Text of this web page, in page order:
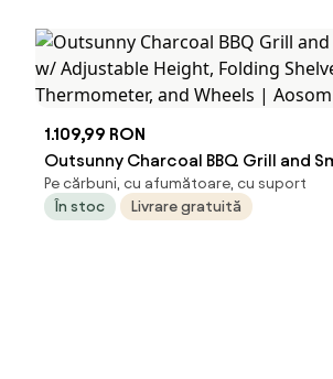
1.109,99 RON
Outsunny Charcoal BBQ Grill and
w/ Adjustable Height, Folding
Thermometer, and Wheels | Aosom
Pe cărbuni, cu afumătoare, cu suport
În stoc
Livrare gratuită